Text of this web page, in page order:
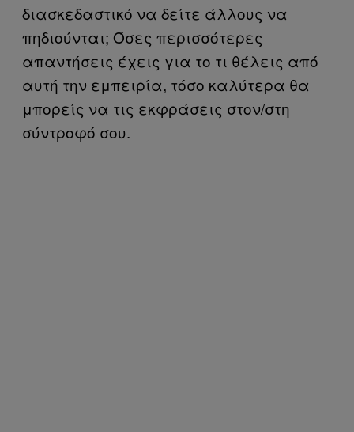
διασκεδαστικό να δείτε άλλους να
πηδιούνται; Όσες περισσότερες
απαντήσεις έχεις για το τι θέλεις από
αυτή την εμπειρία, τόσο καλύτερα θα
μπορείς να τις εκφράσεις στον/στη
σύντροφό σου.